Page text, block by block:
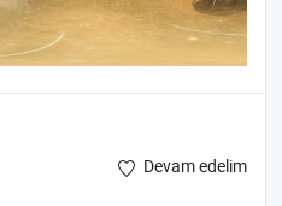
Devam edelim